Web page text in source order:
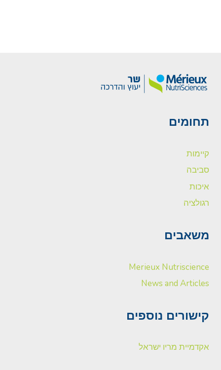
תחומים
קיימות
סביבה
איכות
רגולציה
משאבים
Merieux Nutriscience
News and Articles
קישורים נוספים
אקדמיית מריו ישראל